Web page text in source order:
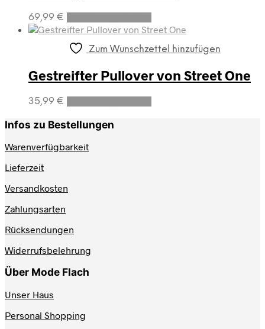
der
Produktseite
werden
69,99 €
Dieses
Produkt
weist
mehrere
auf.
Die
Optionen
können
Zum Wunschzettel hinzufügen
Gestreifter Pullover von Street One
35,99 €
Dieses
Infos zu Bestellungen
Warenverfügbarkeit
Lieferzeit
Versandkosten
Zahlungsarten
Rücksendungen
Widerrufsbelehrung
Über Mode Flach
Unser Haus
Personal Shopping